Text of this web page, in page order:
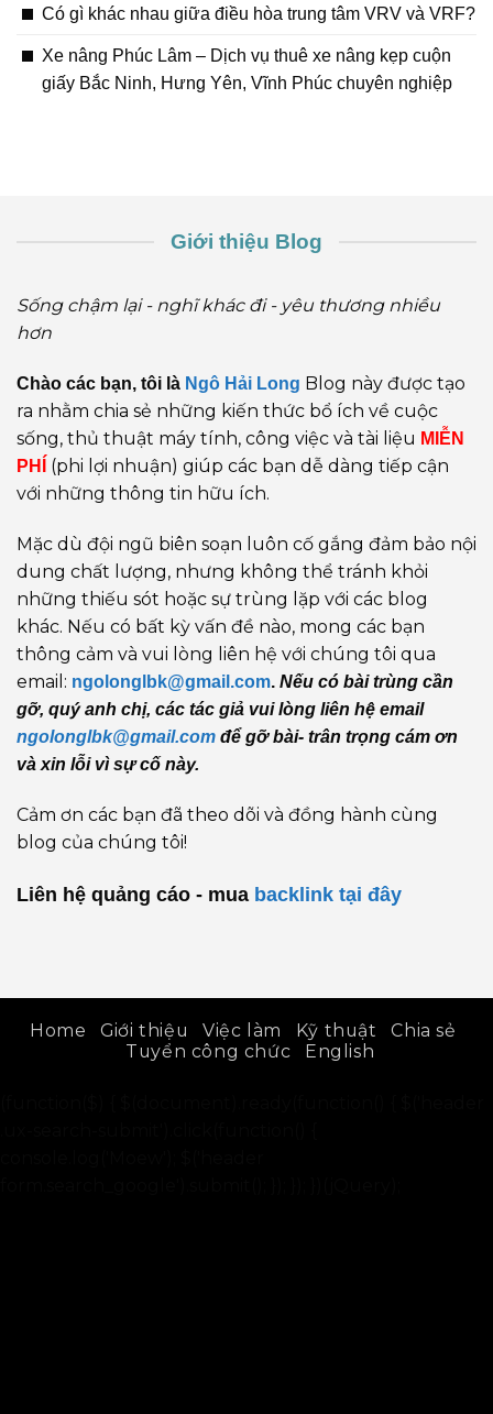
Có gì khác nhau giữa điều hòa trung tâm VRV và VRF?
Xe nâng Phúc Lâm – Dịch vụ thuê xe nâng kẹp cuộn
giấy Bắc Ninh, Hưng Yên, Vĩnh Phúc chuyên nghiệp
Giới thiệu Blog
Sống chậm lại - nghĩ khác đi - yêu thương nhiều
hơn
Chào các bạn, tôi là Ngô Hải Long Blog này được tạo
ra nhằm chia sẻ những kiến thức bổ ích về cuộc
sống, thủ thuật máy tính, công việc và tài liệu MIỄN
PHÍ
(phi lợi nhuận) giúp các bạn dễ dàng tiếp cận
với những thông tin hữu ích.
Mặc dù đội ngũ biên soạn luôn cố gắng đảm bảo nội
dung chất lượng, nhưng không thể tránh khỏi
những thiếu sót hoặc sự trùng lặp với các blog
khác. Nếu có bất kỳ vấn đề nào, mong các bạn
thông cảm và vui lòng liên hệ với chúng tôi qua
email: ngolonglbk@gmail.com. Nếu có bài trùng cần
gỡ, quý anh chị, các tác giả vui lòng liên hệ email
ngolonglbk@gmail.com để gỡ bài- trân trọng cám ơn
và xin lỗi vì sự cố này.
Cảm ơn các bạn đã theo dõi và đồng hành cùng
blog của chúng tôi!
Liên hệ quảng cáo - mua backlink tại đây
Home Giới thiệu Việc làm Kỹ thuật
Chia sẻ
Tuyển công chức
English